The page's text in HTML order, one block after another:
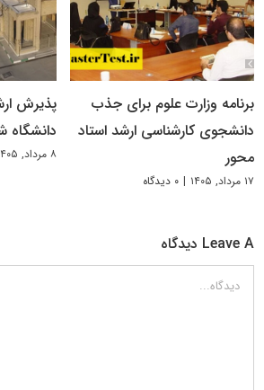
برنامه وزارت علوم برای جذب
دانشجوی کارشناسی ارشد استاد
محور
۱۷ مرداد, ۱۴۰۵ | ۰ دیدگاه
پذیرش
دانشگاه
۸ مرداد, ۱۴۰۵
Leave A دیدگاه
دیدگاه